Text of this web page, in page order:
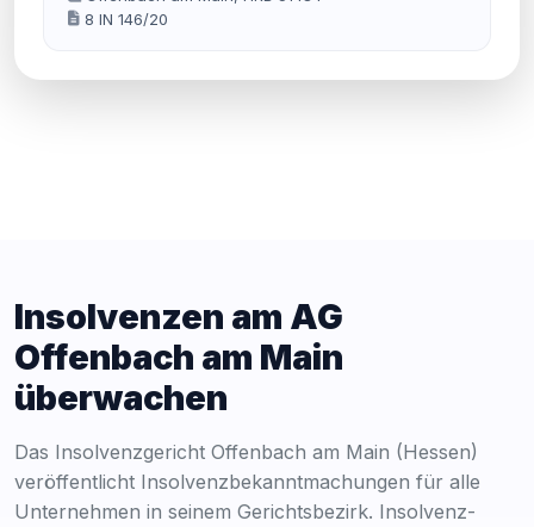
8 IN 146/20
Insolvenzen am AG
Offenbach am Main
überwachen
Das Insolvenzgericht Offenbach am Main (Hessen)
veröffentlicht Insolvenzbekanntmachungen für alle
Unternehmen in seinem Gerichtsbezirk. Insolvenz-